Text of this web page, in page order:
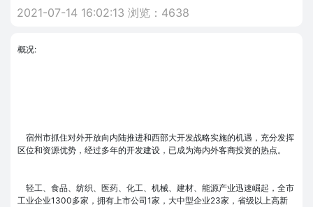
2021-07-14 16:02:13 浏览：4638
概况:
宿州市抓住对外开放向内陆推进和西部大开发战略实施的机遇，充分发挥
区位和资源优势，经过多年的开发建设，已成为海内外客商投资的热点。
轻工、食品、纺织、医药、化工、机械、建材、能源产业迅速崛起，全市
工业企业1300多家，拥有上市公司1家，大中型企业23家，省级以上高新